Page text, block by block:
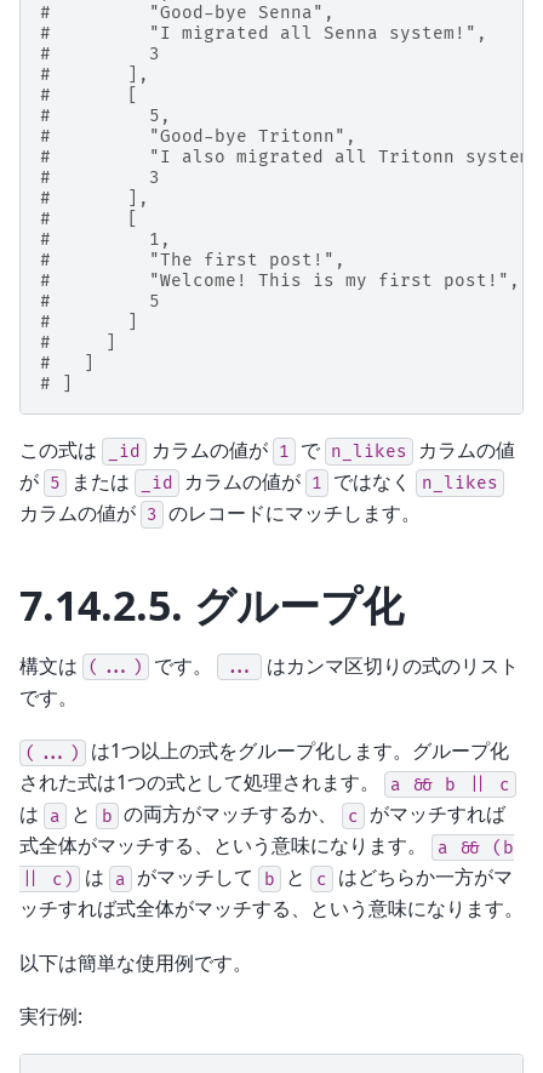
#         "Good-bye Senna",
#         "I migrated all Senna system!",
#         3
#       ],
#       [
#         5,
#         "Good-bye Tritonn",
#         "I also migrated all Tritonn
#         3
#       ],
#       [
#         1,
#         "The first post!",
#         "Welcome! This is my first post!",
#         5
#       ]
#     ]
#   ]
# ]
この式は _id カラムの値が 1 で n_likes
カラムの値
が 5 または _id カラムの値が 1 ではなく n_likes
カラムの値が 3 のレコードにマッチします。
7.14.2.5. グループ化
構文は (...) です。 ...
はカンマ区切りの式のリスト
です。
(...)
は1つ以上の式をグループ化します。グループ化
された式は1つの式として処理されます。
a && b c
は a と b の両方がマッチするか、 c
がマッチすれば
式全体がマッチする、という意味になります。
a &&
(b
c) は a がマッチして b と c
はどちらか一方がマ
ッチすれば式全体がマッチする、という意味になります。
以下は簡単な使用例です。
実行例: